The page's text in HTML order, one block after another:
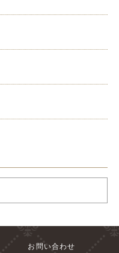
お問い合わせ